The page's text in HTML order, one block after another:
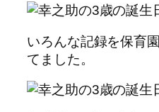
いろんな記録を保育
てました。